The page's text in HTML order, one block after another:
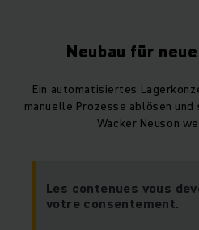
Neubau für
Ein automatisiertes
manuelle Prozesse ablösen
Wacker Neuson
Les contenues vous
votre consentement.